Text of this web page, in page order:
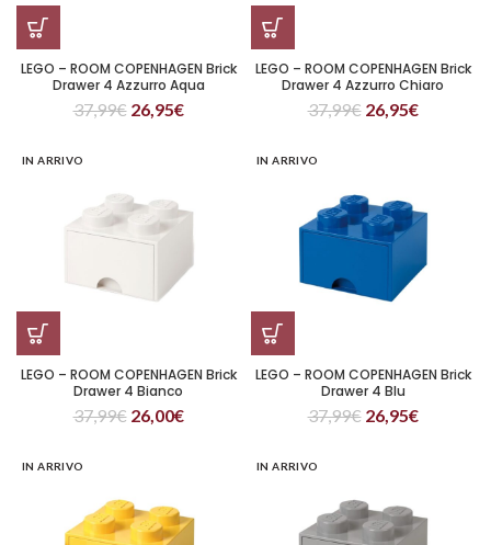
LEGO – ROOM COPENHAGEN Brick
Drawer 4 Azzurro Aqua
37,99€ 26,95€
LEGO – ROOM COPENHAGEN Brick
Drawer 4 Azzurro Chiaro
37,99€ 26,95€
IN ARRIVO
LEGO – ROOM COPENHAGEN Brick
Drawer 4 Bianco
37,99€ 26,00€
IN ARRIVO
LEGO – ROOM COPENHAGEN Brick
Drawer 4 Blu
37,99€ 26,95€
IN ARRIVO IN ARRIVO